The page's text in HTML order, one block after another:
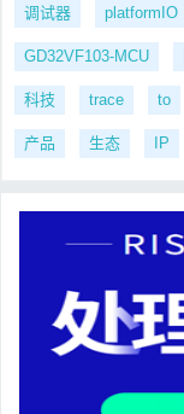
调试器 platformIO
GD32VF103-MCU
科技 trace to
产品 生态 IP